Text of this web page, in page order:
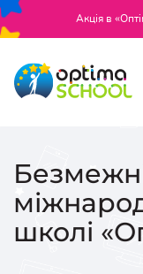
Акція в
школі